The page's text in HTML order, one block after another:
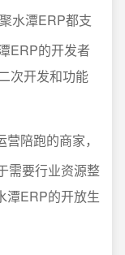
水潭ERP都支
ERP的开发者
次开发和功能
陪跑的商家，
需要行业资源整
潭ERP的开放生